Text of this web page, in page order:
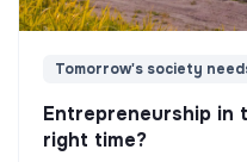
Tomorrow's society
Entrepreneurship
right time?